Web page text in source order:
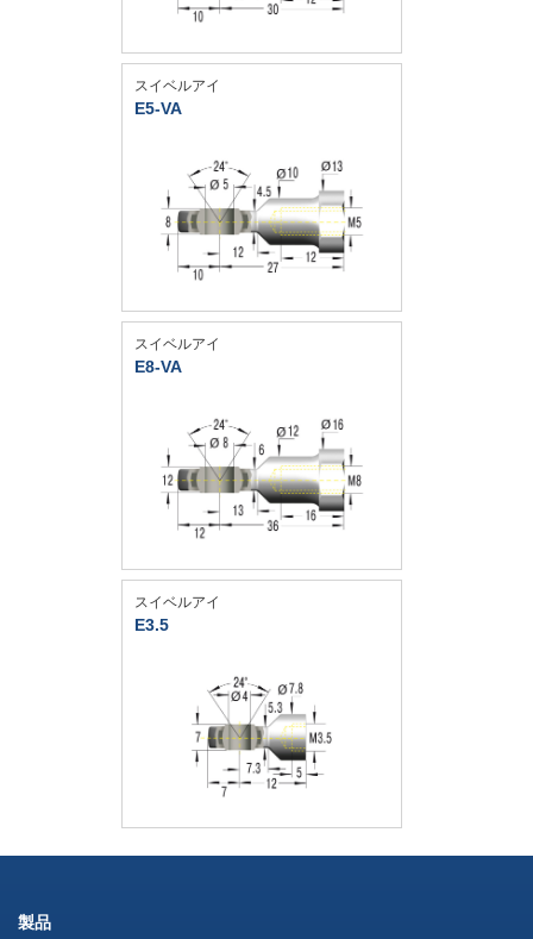
スイベルアイ
E5-VA
スイベルアイ
E8-VA
スイベルアイ
E3.5
製品